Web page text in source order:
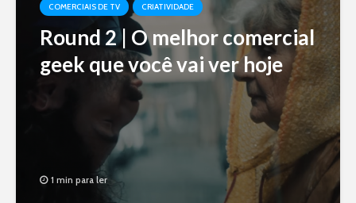
COMERCIAIS DE TV CRIATIVIDADE
Round 2 | O melhor comercial
geek que você vai ver hoje
1 min para ler